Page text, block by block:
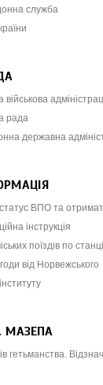
служба
рада
державна
ВПО та
інструкція
поїздів по
від Норвежського
МАЗЕПА
гетьманства.